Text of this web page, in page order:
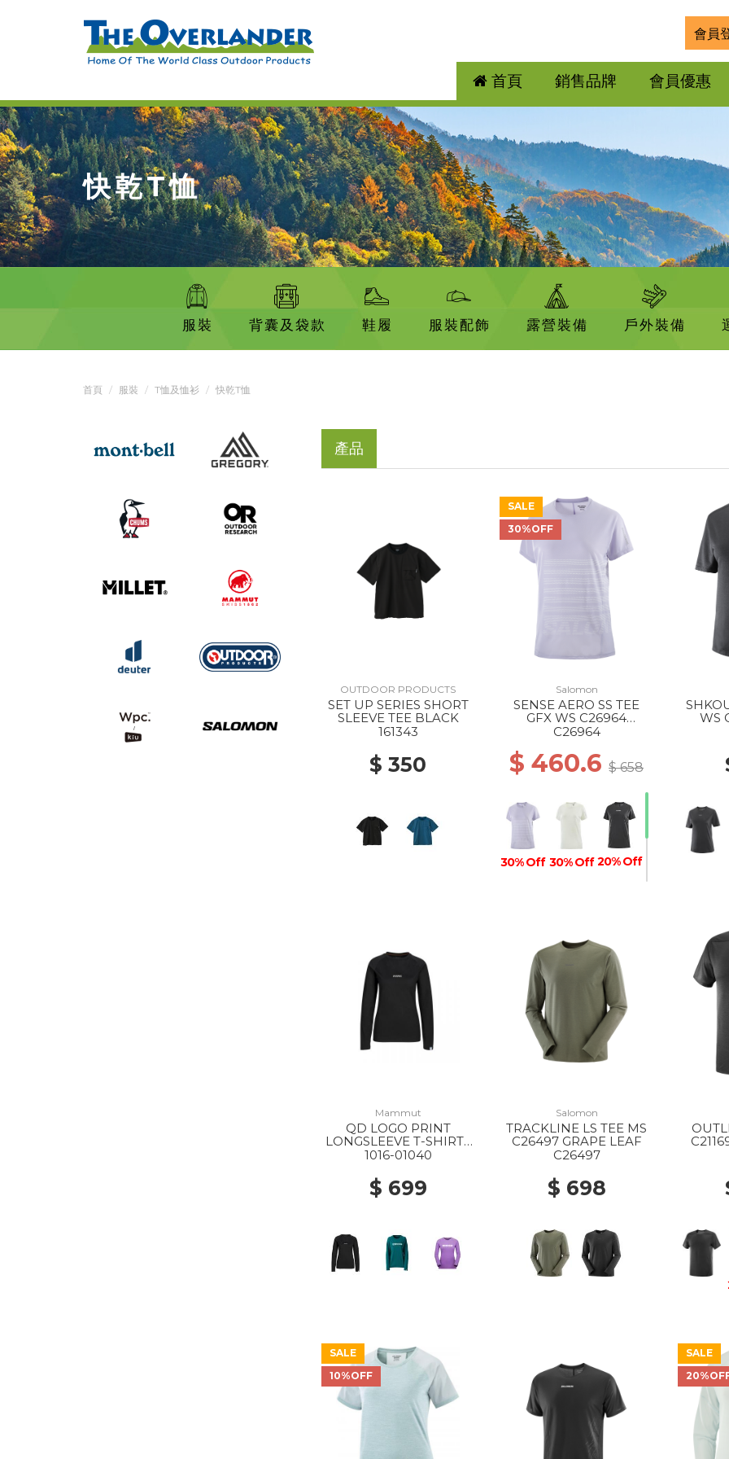
會員
首頁 銷售品牌 會員優惠
快乾T恤
服裝 背囊及袋款 鞋履 服裝配飾 露營裝備 戶外裝備
首頁 服裝 T恤及恤衫 快乾T恤
產品
OUTDOOR PRODUCTS
SET UP SERIES SHORT
SLEEVE TEE BLACK
161343
$ 350
SALE
30%OFF
Salomon
SENSE AERO SS TEE
GFX WS C26964
COSMIC SKY
C26964
$ 460.6$ 658
30% Off 30% Off 20% Off
WS
Mammut
QD LOGO PRINT
LONGSLEEVE T-SHIRTS
AF WS 00253 BLACK
1016-01040
$ 699
Salomon
TRACKLINE LS TEE MS
C26497 GRAPE LEAF
C26497
$ 698
SALE
10%OFF
SALE